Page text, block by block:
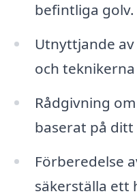
befintliga golv.
Utnyttjande
och
Rådgivning
baserat på
Förberedelse
säkerställa ett